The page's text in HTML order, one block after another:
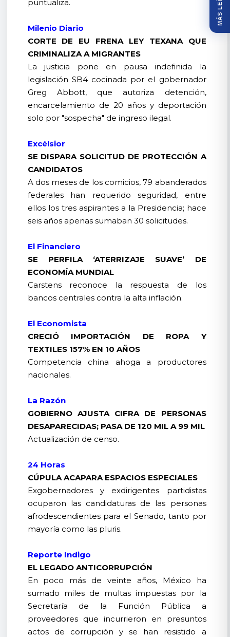
puntualiza.
Milenio Diario
CORTE DE EU FRENA LEY TEXANA QUE
CRIMINALIZA A MIGRANTES
La justicia pone en pausa indefinida la
legislación SB4 cocinada por el gobernador
Greg Abbott, que autoriza detención,
encarcelamiento de 20 años y deportación
solo por "sospecha" de ingreso ilegal.
Excélsior
SE DISPARA SOLICITUD DE PROTECCIÓN A
CANDIDATOS
A dos meses de los comicios, 79 abanderados
federales han requerido seguridad, entre
ellos los tres aspirantes a la Presidencia; hace
seis años apenas sumaban 30 solicitudes.
El Financiero
SE PERFILA ‘ATERRIZAJE SUAVE’ DE
ECONOMÍA MUNDIAL
Carstens reconoce la respuesta de los
bancos centrales contra la alta inflación.
El Economista
CRECIÓ IMPORTACIÓN DE ROPA Y
TEXTILES 157% EN 10 AÑOS
Competencia china ahoga a productores
nacionales.
La Razón
GOBIERNO AJUSTA CIFRA DE PERSONAS
DESAPARECIDAS; PASA DE 120 MIL A 99 MIL
Actualización de censo.
24 Horas
CÚPULA ACAPARA ESPACIOS ESPECIALES
Exgobernadores y exdirigentes partidistas
ocuparon las candidaturas de las personas
afrodescendientes para el Senado, tanto por
mayoría como las pluris.
Reporte Indigo
EL LEGADO ANTICORRUPCIÓN
En poco más de veinte años, México ha
sumado miles de multas impuestas por la
Secretaría de la Función Pública a
proveedores que incurrieron en presuntos
actos de corrupción y se han resistido a